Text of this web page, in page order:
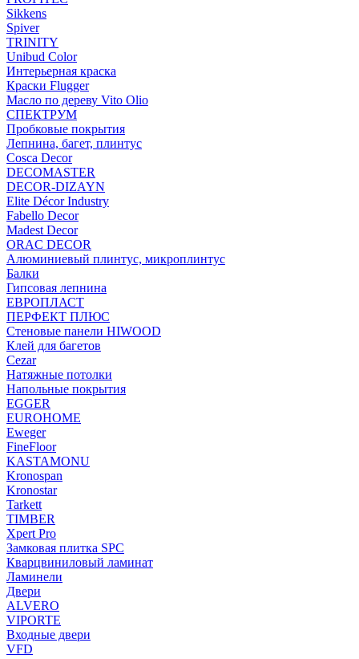
Sikkens
Spiver
TRINITY
Unibud Color
Интерьерная краска
Краски Flugger
Масло по дереву Vito Olio
СПЕКТРУМ
Пробковые покрытия
Лепнина, багет, плинтус
Cosca Decor
DECOMASTER
DECOR-DIZAYN
Elite Décor Industry
Fabello Decor
Madest Decor
ORAC DECOR
Алюминиевый плинтус, микроплинтус
Балки
Гипсовая лепнина
ЕВРОПЛАСТ
ПЕРФЕКТ ПЛЮС
Стеновые панели HIWOOD
Клей для багетов
Cezar
Натяжные потолки
Напольные покрытия
EGGER
EUROHOME
Eweger
FineFloor
KASTAMONU
Kronospan
Kronostar
Tarkett
TIMBER
Xpert Pro
Замковая плитка SPC
Кварцвиниловый ламинат
Ламинели
Двери
ALVERO
VIPORTE
Входные двери
VFD